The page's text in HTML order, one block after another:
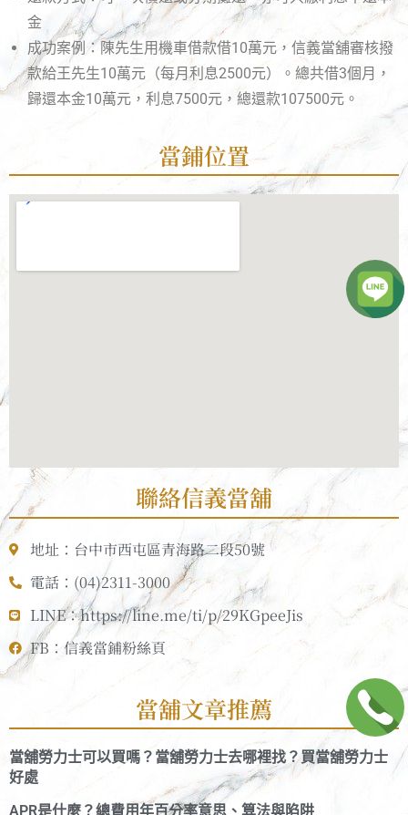
金
成功案例：陳先生用機車借款借10萬元，信義當舖審核撥
款給王先生10萬元（每月利息2500元）。總共借3個月，
歸還本金10萬元，利息7500元，總還款107500元。
當鋪位置
聯絡信義當舖
地址：台中市西屯區青海路二段50號
電話：(04)2311-3000
LINE：https://line.me/ti/p/29KGpeeJis
FB：信義當鋪粉絲頁
當舖文章推薦
當舖勞力士可以買嗎？當舖勞力士去哪裡找？買當舖勞力士
好處
APR是什麼？總費用年百分率意思、算法與陷阱